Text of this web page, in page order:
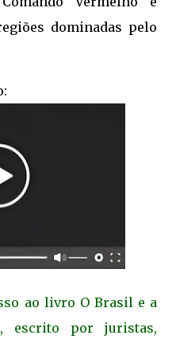
dominadas pelo
ao livro O Brasil e a
escrito por juristas,